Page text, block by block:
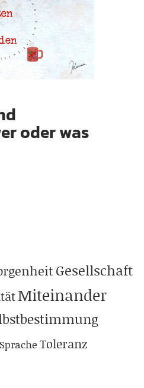
oder was
Gesellschaft
Miteinander
Sprache Toleranz